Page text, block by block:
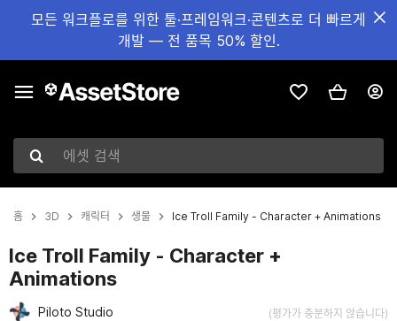
모든 워크플로를 위한 툴·프레임워크·콘텐츠로 더 빠르게
개발 — 전 품목 50% 할인.
에셋 검색
홈 3D 캐릭터 생물 Ice Troll Family - Character + Animations
Ice Troll Family - Character +
Animations
Piloto Studio (평가가 충분하지 않습니다)